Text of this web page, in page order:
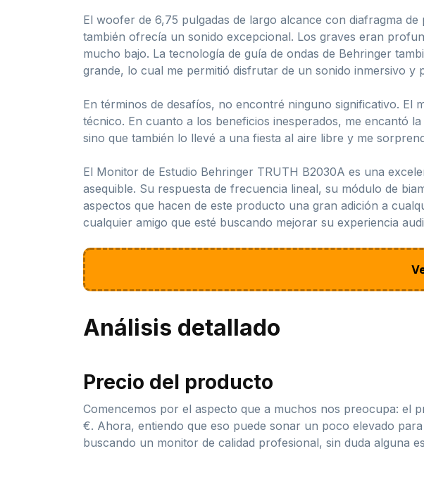
El woofer de 6,75 pulgadas de largo alcance con diafragma
también ofrecía un sonido excepcional. Los graves eran
mucho bajo. La tecnología de guía de ondas de Behringer
grande, lo cual me permitió disfrutar de un sonido inmersivo y
En términos de desafíos, no encontré ninguno significativo.
técnico. En cuanto a los beneficios inesperados, me encantó
sino que también lo llevé a una fiesta al aire libre y me
El Monitor de Estudio Behringer TRUTH B2030A es una
asequible. Su respuesta de frecuencia lineal, su módulo de
aspectos que hacen de este producto una gran adición a
cualquier amigo que esté buscando mejorar su experiencia
Análisis detallado
Precio del producto
Comencemos por el aspecto que a muchos nos preocupa: el
€. Ahora, entiendo que eso puede sonar un poco elevado
buscando un monitor de calidad profesional, sin duda alguna